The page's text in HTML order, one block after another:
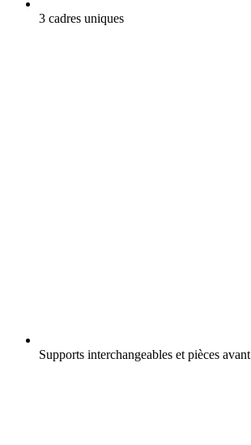
3 cadres uniques
Supports interchangeables et pièces avant